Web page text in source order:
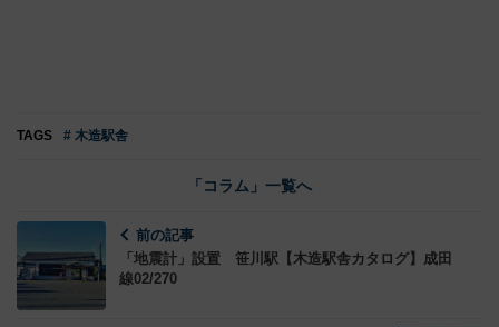
TAGS # 木造駅舎
「コラム」一覧へ
前の記事
「地震計」設置 笹川駅【木造駅舎カタログ】成田
線02/270